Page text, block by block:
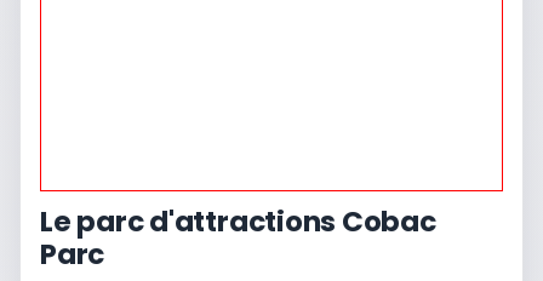
Le parc d'attractions Cobac
Parc